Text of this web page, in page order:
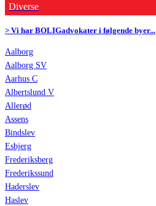
Diverse
> Vi har BOLIGadvokater i følgende byer...
Aalborg
Aalborg SV
Aarhus C
Albertslund V
Allerød
Assens
Bindslev
Esbjerg
Frederiksberg
Frederikssund
Haderslev
Haslev